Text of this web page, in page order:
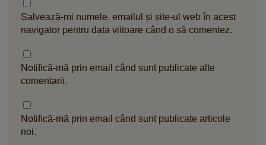
Salvează-mi numele, emailul și site-ul web în acest
navigator pentru data viitoare când o să comentez.
Notifică-mă prin email când sunt publicate alte
comentarii.
Notifică-mă prin email când sunt publicate articole
noi.